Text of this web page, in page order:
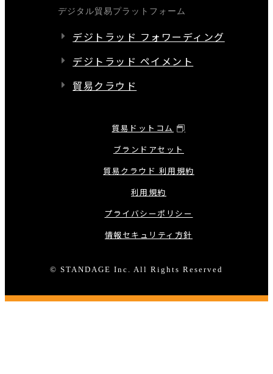
デジタル貿易プラットフォーム
デジトラッド フォワーディング
デジトラッド ペイメント
貿易クラウド
© STANDAGE Inc. All Rights Reserved
貿易ドットコム
ブランドアセット
貿易クラウド 利用規約
利用規約
プライバシーポリシー
情報セキュリティ方針